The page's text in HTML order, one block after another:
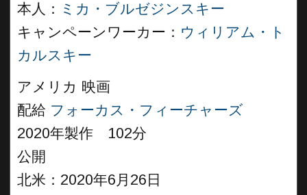
本人： ミカ・ブルゼジンスキー
キャンペーンワーカー： ウィリアム・ト
カルスキー
アメリカ 映画
配給 フォーカス・フィーチャーズ
2020年製作 102分
公開
北米：2020年6月26日